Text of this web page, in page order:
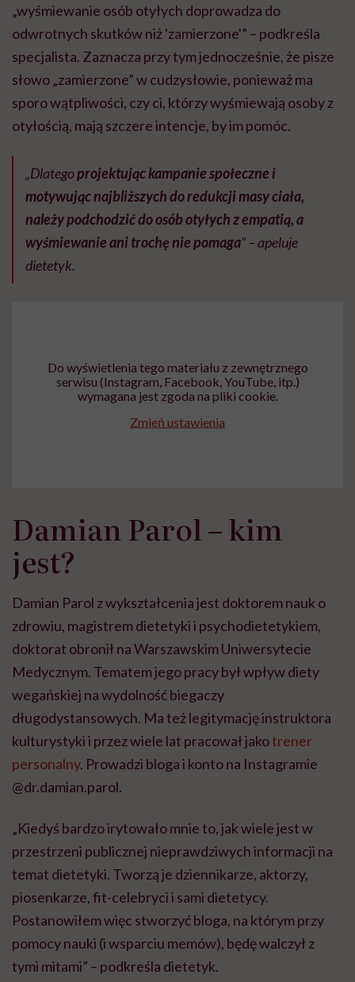
„wyśmiewanie osób otyłych doprowadza do
odwrotnych skutków niż 'zamierzone'” – podkreśla
specjalista. Zaznacza przy tym jednocześnie, że pisze
słowo „zamierzone” w cudzysłowie, ponieważ ma
sporo wątpliwości, czy ci, którzy wyśmiewają osoby z
otyłością, mają szczere intencje, by im pomóc.
„Dlategoprojektując kampanie społeczne i
motywując najbliższych do redukcji masy ciała,
należy podchodzić do osób otyłych z empatią, a
wyśmiewanie ani trochę nie pomaga” – apeluje
dietetyk.
Do wyświetlenia tego materiału z zewnętrznego
serwisu (Instagram, Facebook, YouTube, itp.)
wymagana jest zgoda na pliki cookie.
Zmień ustawienia
Damian Parol – kim
jest?
Damian Parol z wykształcenia jest doktorem nauk o
zdrowiu, magistrem dietetyki i psychodietetykiem,
doktorat obronił na Warszawskim Uniwersytecie
Medycznym. Tematem jego pracy był wpływ diety
wegańskiej na wydolność biegaczy
długodystansowych. Ma też legitymację instruktora
kulturystyki i przez wiele lat pracował jakotrener
personalny. Prowadzi bloga i konto na Instagramie
@dr.damian.parol.
„Kiedyś bardzo irytowało mnie to, jak wiele jest w
przestrzeni publicznej nieprawdziwych informacji na
temat dietetyki. Tworzą je dziennikarze, aktorzy,
piosenkarze, fit-celebryci i sami dietetycy.
Postanowiłem więc stworzyć bloga, na którym przy
pomocy nauki (i wsparciu memów), będę walczył z
tymi mitami” – podkreśla dietetyk.